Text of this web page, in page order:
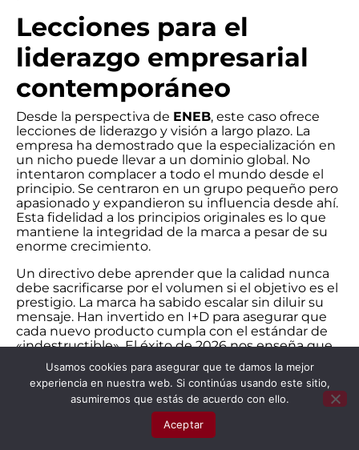
Lecciones para el
liderazgo empresarial
contemporáneo
Desde la perspectiva de ENEB, este caso ofrece
lecciones de liderazgo y visión a largo plazo. La
empresa ha demostrado que la especialización en
un nicho puede llevar a un dominio global. No
intentaron complacer a todo el mundo desde el
principio. Se centraron en un grupo pequeño pero
apasionado y expandieron su influencia desde ahí.
Esta fidelidad a los principios originales es lo que
mantiene la integridad de la marca a pesar de su
enorme crecimiento.
Un directivo debe aprender que la calidad nunca
debe sacrificarse por el volumen si el objetivo es el
prestigio. La marca ha sabido escalar sin diluir su
mensaje. Han invertido en I+D para asegurar que
cada nuevo producto cumpla con el estándar de
«indestructible». El éxito de 2026 nos enseña que
el cliente está dispuesto a pagar más por la verdad
y la durabilidad. En un mundo de obsolescencia
programada, ser la marca que dura para siempre es
la mayor disrupción posible.
Conclusión
Usamos cookies para asegurar que te damos la mejor
experiencia en nuestra web. Si continúas usando este sitio,
asumiremos que estás de acuerdo con ello.
Aceptar